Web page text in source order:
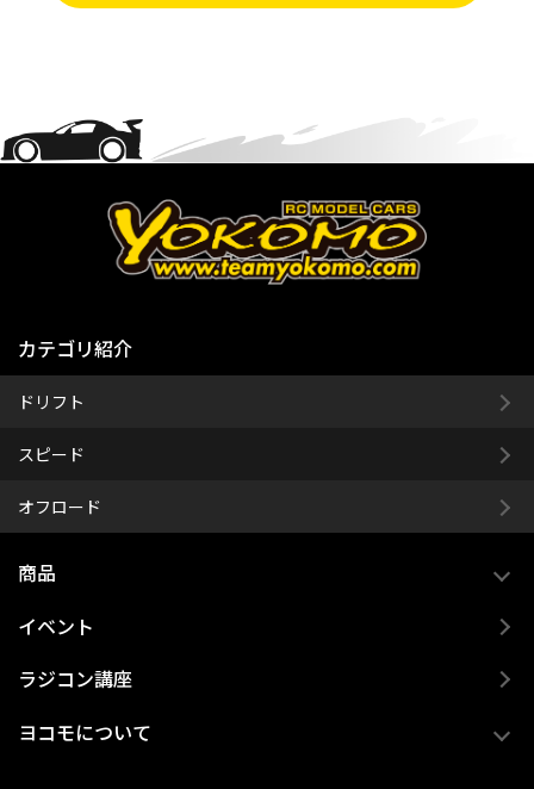
カテゴリ紹介
ドリフト
スピード
オフロード
商品
イベント
ラジコン講座
ヨコモについて